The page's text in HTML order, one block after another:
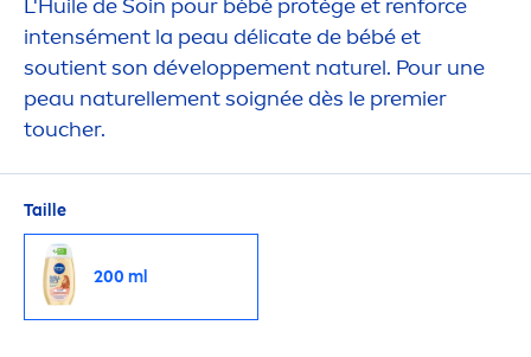
L'Huile de Soin pour bébé protège et renforce
intensément la peau délicate de bébé et
soutient son développement naturel. Pour une
peau naturellement soignée dès le premier
toucher.
Taille
200 ml